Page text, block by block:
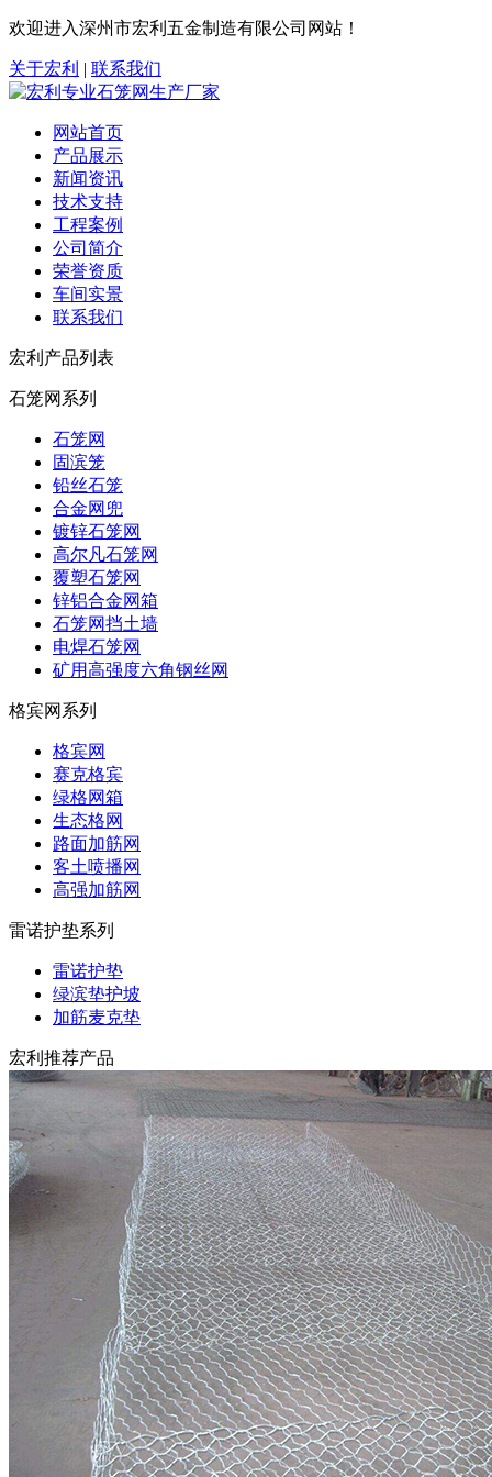
欢迎进入深州市宏利五金制造有限公司网站！
关于宏利 | 联系我们
网站首页
产品展示
新闻资讯
技术支持
工程案例
公司简介
荣誉资质
车间实景
联系我们
宏利产品列表
石笼网系列
石笼网
固滨笼
铅丝石笼
合金网兜
镀锌石笼网
高尔凡石笼网
覆塑石笼网
锌铝合金网箱
石笼网挡土墙
电焊石笼网
矿用高强度六角钢丝网
格宾网系列
格宾网
赛克格宾
绿格网箱
生态格网
路面加筋网
客土喷播网
高强加筋网
雷诺护垫系列
雷诺护垫
绿滨垫护坡
加筋麦克垫
宏利推荐产品